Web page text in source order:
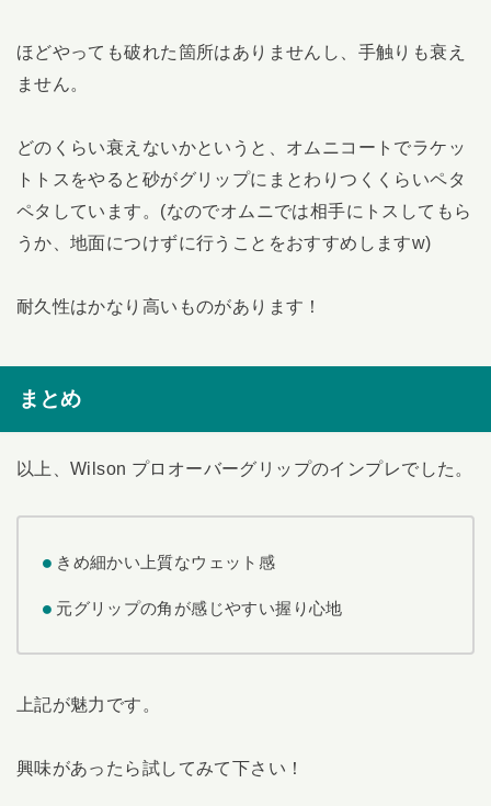
ほどやっても破れた箇所はありませんし、手触りも衰え
ません。
どのくらい衰えないかというと、オムニコートでラケッ
トトスをやると砂がグリップにまとわりつくくらいペタ
ペタしています。(なのでオムニでは相手にトスしてもら
うか、地面につけずに行うことをおすすめしますw)
耐久性はかなり高いものがあります！
まとめ
以上、Wilson プロオーバーグリップのインプレでした。
きめ細かい上質なウェット感
元グリップの角が感じやすい握り心地
上記が魅力です。
興味があったら試してみて下さい！